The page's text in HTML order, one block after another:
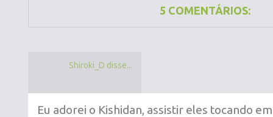
5 COMENTÁRIOS:
Shiroki_D disse...
Eu adorei o Kishidan, assistir eles tocando